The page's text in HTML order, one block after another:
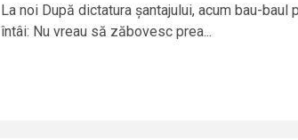
La noi După dictatura șantajului, acum bau-
întâi: Nu vreau să zăbovesc prea...